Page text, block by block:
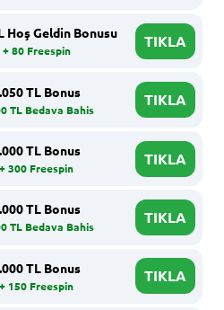
Hoş Geldin Bonusu
+ 80 Freespin
TIKLA
TL Bonus
TL Bedava Bahis
TIKLA
TL Bonus
+ 300 Freespin
TIKLA
TL Bonus
TL Bedava Bahis
TIKLA
TL Bonus
+ 150 Freespin
TIKLA